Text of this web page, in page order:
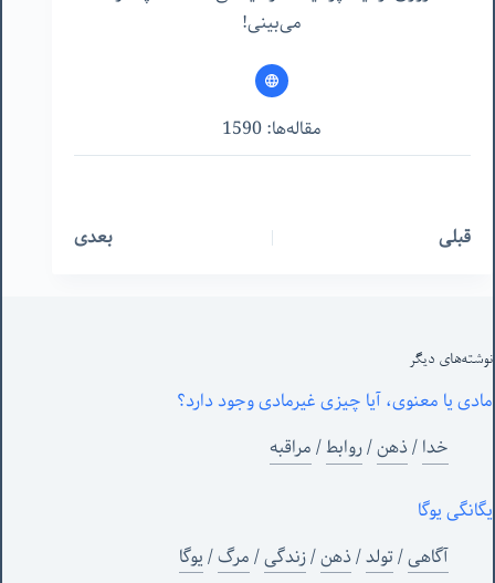
می‌بینی!
مقاله‌ها: 1590
قبلی بعدی
نوشته‌های‌ دیگر
مادی یا معنوی، آیا چیزی غیرمادی وجود دارد؟
خدا/ذهن/روابط/مراقبه
یگانگی یوگا
آگاهی/تولد/ذهن/زندگی/مرگ/یوگا